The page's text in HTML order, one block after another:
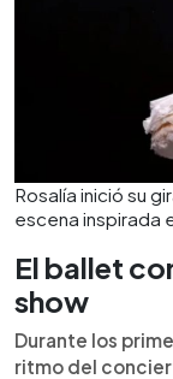
Rosalía inició su
escena inspirada
El ballet
show
Durante los
ritmo del